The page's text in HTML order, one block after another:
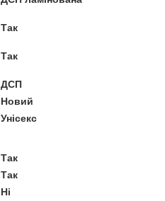
Так
Так
ДСП
Новий
Унісекс
Так
Так
Ні